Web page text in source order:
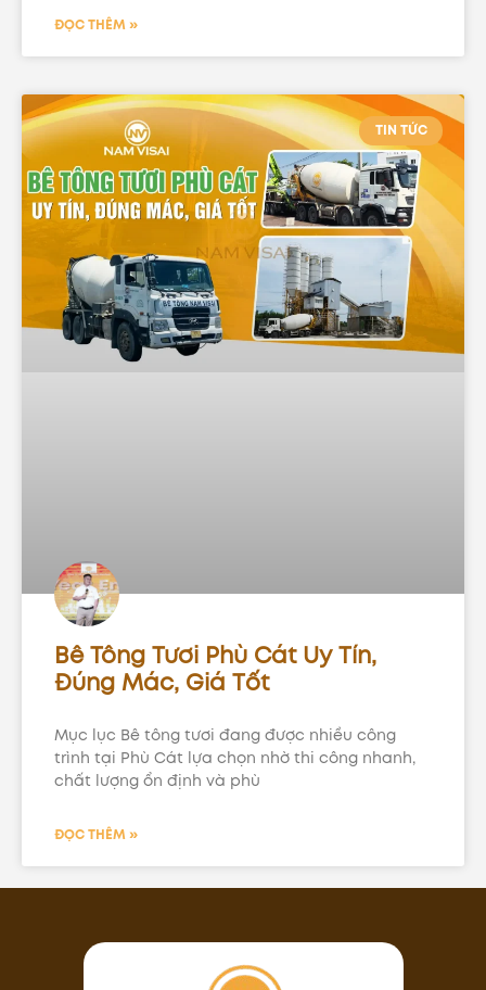
ĐỌC THÊM »
TIN TỨC
Bê Tông Tươi Phù Cát Uy Tín,
Đúng Mác, Giá Tốt
Mục lục Bê tông tươi đang được nhiều công
trình tại Phù Cát lựa chọn nhờ thi công nhanh,
chất lượng ổn định và phù
ĐỌC THÊM »